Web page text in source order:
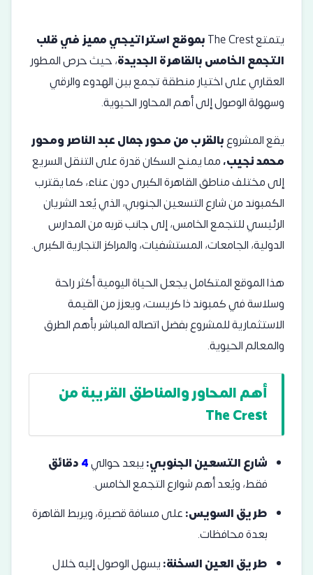
يتمتع The Crest
بموقع استراتيجي مميز في قلب
التجمع الخامس بالقاهرة الجديدة، حيث حرص المطور
العقاري على اختيار منطقة تجمع بين الهدوء والرقي
وسهولة الوصول إلى أهم المحاور الحيوية.
يقع المشروعبالقرب من محور جمال عبد الناصر ومحور
محمد نجيب،مما يمنح السكان قدرة على التنقل السريع
إلى مختلف مناطق القاهرة الكبرى دون عناء، كما يقترب
الكمبوند من شارع التسعين الجنوبي، الذي يُعد الشريان
الرئيسي للتجمع الخامس، إلى جانب قربه من المدارس
الدولية، الجامعات، المستشفيات، والمراكز التجارية الكبرى.
هذا الموقع المتكامل يجعل الحياة اليومية أكثر راحة
وسلاسة في كمبوند ذا كريست، ويعزز من القيمة
الاستثمارية للمشروع بفضل اتصاله المباشر بأهم الطرق
والمعالم الحيوية.
أهم المحاور والمناطق القريبة من
The Crest
شارع التسعين الجنوبي:يبعد حوالي4دقائق
فقط، ويُعد أهم شوارع التجمع الخامس.
طريق السويس:على مسافة قصيرة، ويربط القاهرة
بعدة محافظات.
طريق العين السخنة:يسهل الوصول إليه خلال